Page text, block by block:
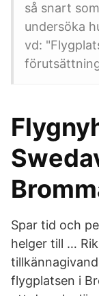
så snart
undersöka
vd:
Spar tid och
helger till …
flygplatsen i